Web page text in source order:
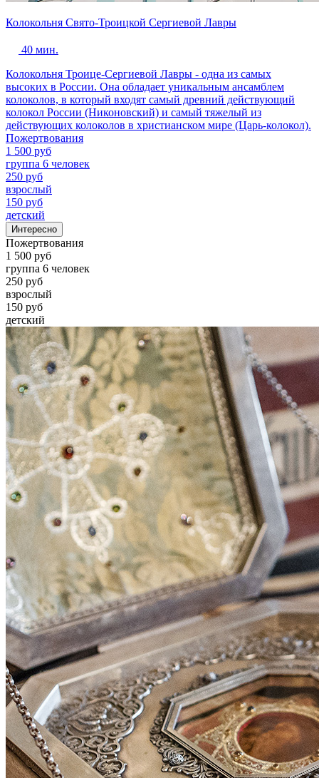
Колокольня Свято-Троицкой Сергиевой Лавры
40 мин.
Колокольня Троице-Сергиевой Лавры - одна из самых
высоких в России. Она обладает уникальным ансамблем
колоколов, в который входят самый древний действующий
колокол России (Никоновский) и самый тяжелый из
действующих колоколов в христианском мире (Царь-колокол).
Пожертвования
1 500 руб
группа 6 человек
250 руб
взрослый
150 руб
детский
Интересно
Пожертвования
1 500 руб
группа 6 человек
250 руб
взрослый
150 руб
детский